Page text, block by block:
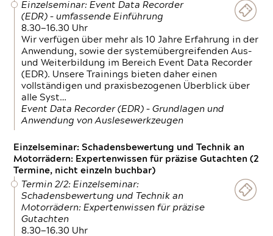
Einzelseminar: Event Data Recorder
(EDR) – umfassende Einführung
8.30—16.30 Uhr
Wir verfügen über mehr als 10 Jahre Erfahrung in der
Anwendung, sowie der systemübergreifenden Aus-
und Weiterbildung im Bereich Event Data Recorder
(EDR). Unsere Trainings bieten daher einen
vollständigen und praxisbezogenen Überblick über
alle Syst…
Event Data Recorder (EDR) – Grundlagen und
Anwendung von Auslesewerkzeugen
Einzelseminar: Schadensbewertung und Technik an
Motorrädern: Expertenwissen für präzise Gutachten (2
Termine, nicht einzeln buchbar)
Termin 2/2: Einzelseminar:
Schadensbewertung und Technik an
Motorrädern: Expertenwissen für präzise
Gutachten
8.30—16.30 Uhr